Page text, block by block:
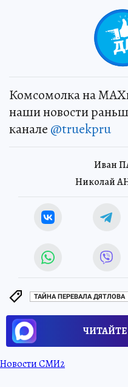
Комсомолка на
наши новости
канале @truekpru
Иван
Николай
ТАЙНА ПЕРЕВАЛА ДЯТЛОВА
Новости СМИ2